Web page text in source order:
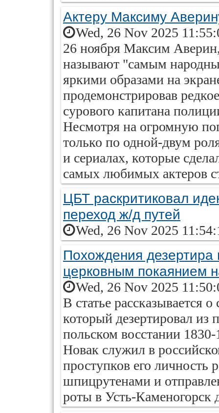
Актеру Максиму
Wed, 26 Nov 2025
26 ноября Максим
называют "самым
яркими образами на
продемонстрировав
сурового капитана
Несмотря на огромную
только по одной-двум
и сериалах, которые
самых любимых актеров
ЦБТ раскритиковал
переход ж/д путей
Wed, 26 Nov 2025
Похождения дезертира
церковным покаянием
Wed, 26 Nov 2025
В статье рассказывается
который дезертировал из
польском восстании
Новак служил в
проступков его личность
шпицрутенами и
роты в Усть-Каменогорск